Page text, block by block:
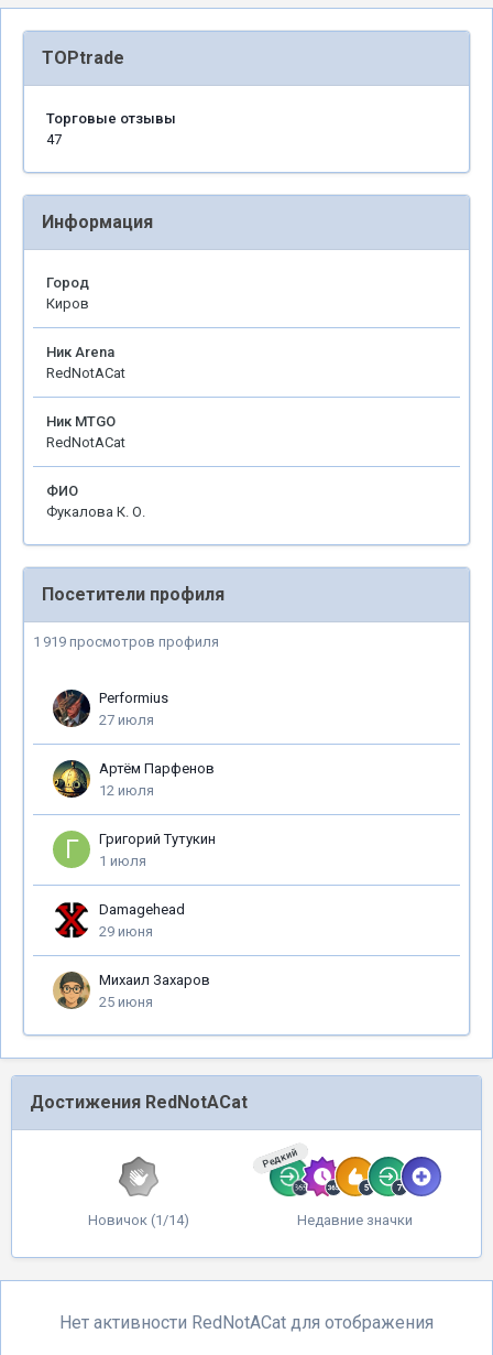
TOPtrade
Торговые отзывы
47
Информация
Город
Киров
Ник Arena
RedNotACat
Ник MTGO
RedNotACat
ФИО
Фукалова К. О.
Посетители профиля
1 919 просмотров профиля
Performius
27 июля
Артём Парфенов
12 июля
Григорий Тутукин
1 июля
Damagehead
29 июня
Михаил Захаров
25 июня
Достижения RedNotACat
Новичок (1/14)
Редкий
Недавние значки
Нет активности RedNotACat для отображения